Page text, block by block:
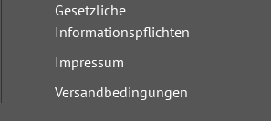
Gesetzliche
Informationspflichten
Impressum
Versandbedingungen